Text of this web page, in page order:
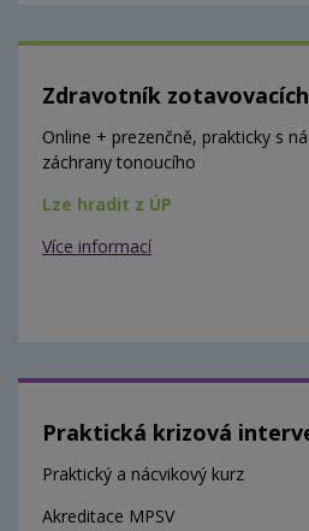
Zdravotník
Online + prezenčně, prakticky s
záchrany tonoucího
Lze hradit z ÚP
Více informací
Praktická krizová
Praktický a nácvikový kurz
Akreditace MPSV